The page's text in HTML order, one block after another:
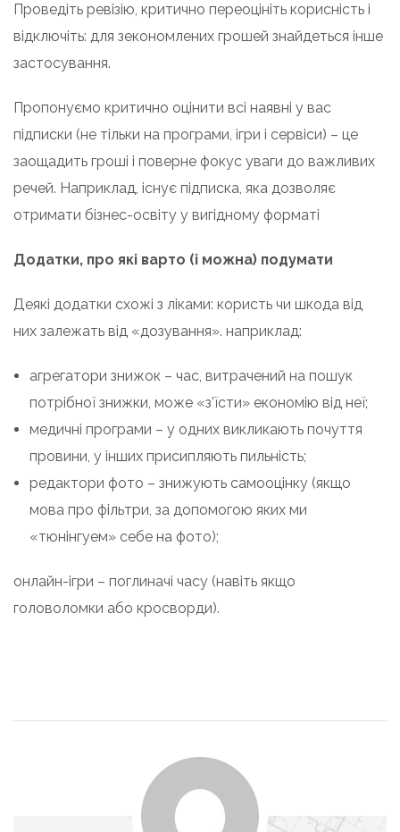
Проведіть ревізію, критично переоцініть корисність і
відключіть: для зекономлених грошей знайдеться інше
застосування.
Пропонуємо критично оцінити всі наявні у вас
підписки (не тільки на програми, ігри і сервіси) – це
заощадить гроші і поверне фокус уваги до важливих
речей. Наприклад, існує підписка, яка дозволяє
отримати бізнес-освіту у вигідному форматі
Додатки, про які варто (і можна) подумати
Деякі додатки схожі з ліками: користь чи шкода від
них залежать від «дозування». наприклад:
агрегатори знижок – час, витрачений на пошук
потрібної знижки, може «з’їсти» економію від неї;
медичні програми – у одних викликають почуття
провини, у інших присипляють пильність;
редактори фото – знижують самооцінку (якщо
мова про фільтри, за допомогою яких ми
«тюнінгуем» себе на фото);
онлайн-ігри – поглиначі часу (навіть якщо
головоломки або кросворди).